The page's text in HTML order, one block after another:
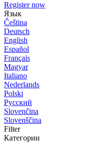
Register now
Язык
Čeština
Deutsch
English
Español
Français
Magyar
Italiano
Nederlands
Polski
Русский
Slovenčina
Slovenščina
Filter
Категории